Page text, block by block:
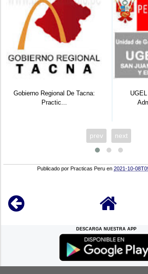
De Tacna:
UGEL 05: Practicante
prev next
Publicado porPracticas Peru en2021-10-
DESCARGA NUESTRA APP